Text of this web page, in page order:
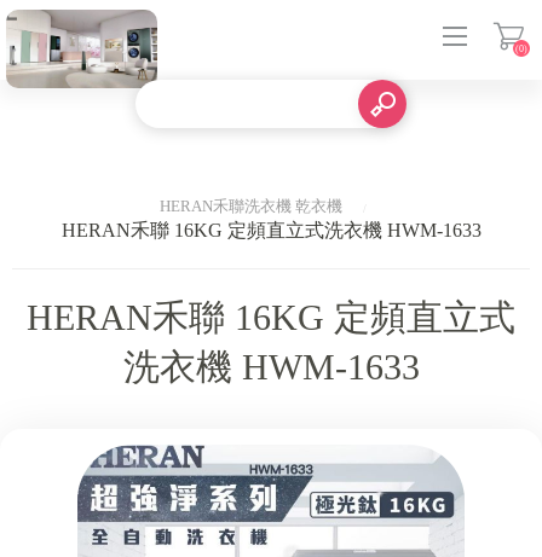
(0)
HERAN禾聯洗衣機 乾衣機
HERAN禾聯 16KG 定頻直立式洗衣機 HWM-1633
HERAN禾聯 16KG 定頻直立式
洗衣機 HWM-1633